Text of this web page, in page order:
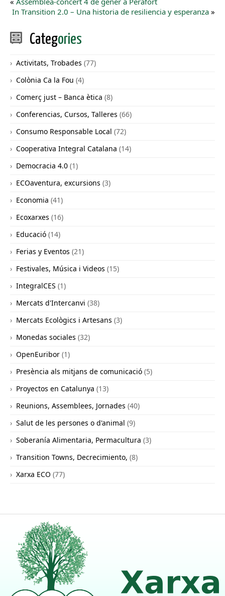
In Transition 2.0 – Una historia de resiliencia y esperanza »
Categories
Activitats, Trobades (77)
Colònia Ca la Fou (4)
Comerç just – Banca ètica (8)
Conferencias, Cursos, Talleres (66)
Consumo Responsable Local (72)
Cooperativa Integral Catalana (14)
Democracia 4.0 (1)
ECOaventura, excursions (3)
Economia (41)
Ecoxarxes (16)
Educació (14)
Ferias y Eventos (21)
Festivales, Música i Videos (15)
IntegralCES (1)
Mercats d'Intercanvi (38)
Mercats Ecològics i Artesans (3)
Monedas sociales (32)
OpenEuribor (1)
Presència als mitjans de comunicació (5)
Proyectos en Catalunya (13)
Reunions, Assemblees, Jornades (40)
Salut de les persones o d'animal (9)
Soberanía Alimentaria, Permacultura (3)
Transition Towns, Decrecimiento, (8)
Xarxa ECO (77)